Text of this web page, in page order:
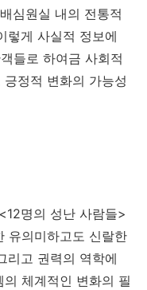
심원실 내의 전통적
렇게 사실적 정보에
들로 하여금 사회적
정적 변화의 가능성
명의 성난 사람들>
유의미하고도 신랄한
리고 권력의 역학에
체계적인 변화의 필